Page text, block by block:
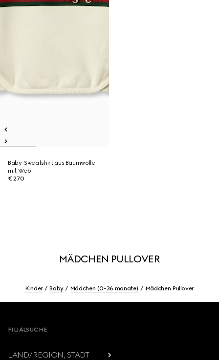
Baby-Sweatshirt aus Baumwolle
mit Web
€ 270
MÄDCHEN PULLOVER
Kinder Baby Mädchen (0-36 monate) Mädchen Pullover
FILIALSUCHE
LAND/REGION, STADT